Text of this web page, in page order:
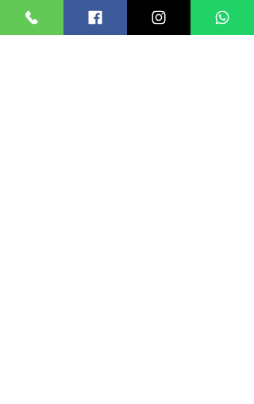
sportello.lavoro@comune.crema.cr.it
Tel:0373 894500-Whatsapp:+39 320